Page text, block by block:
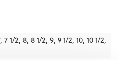
7 1/2, 8, 8 1/2, 9, 9 1/2, 10, 10 1/2,